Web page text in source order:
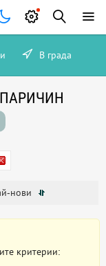
В града
ПАРИЧИН
нови
критерии: